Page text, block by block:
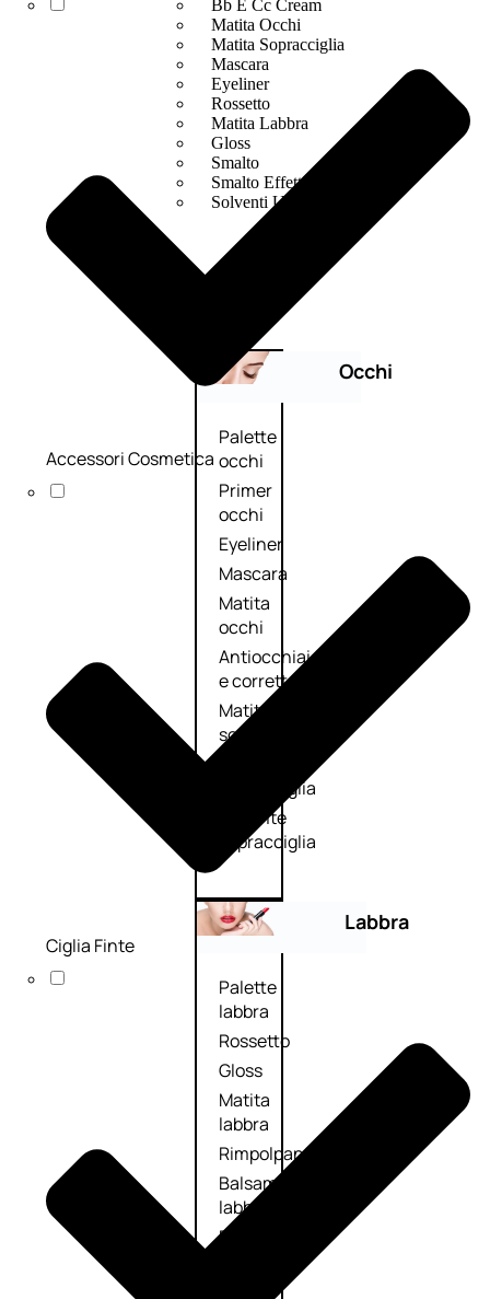
Bb E Cc Cream
Matita Occhi
Matita Sopracciglia
Mascara
Eyeliner
Rossetto
Matita Labbra
Gloss
Smalto
Smalto Effetti Speciali
Solventi Unghie
Occhi
Palette
occhi
Primer
occhi
Eyeliner
Mascara
Matita
occhi
Antiocchiaie
e correttori
Matita
sopracciglia
sopracciglia
Fissante
sopracciglia
Labbra
Palette
labbra
Rossetto
Gloss
Matita
labbra
Rimpolpante
Balsamo
labbra
BB e
Accessori Cosmetica
Ciglia Finte